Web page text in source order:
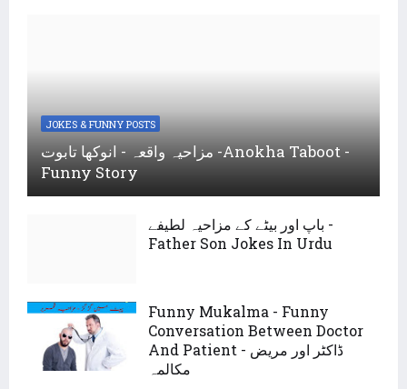
JOKES & FUNNY POSTS
مزاحیہ واقعہ - انوکھا تابوت -Anokha Taboot -
Funny Story
باپ اور بیٹے کے مزاحیہ لطیفے -
Father Son Jokes In Urdu
Funny Mukalma - Funny
Conversation Between Doctor
And Patient - ڈاکٹر اور مریض
مکالمہ